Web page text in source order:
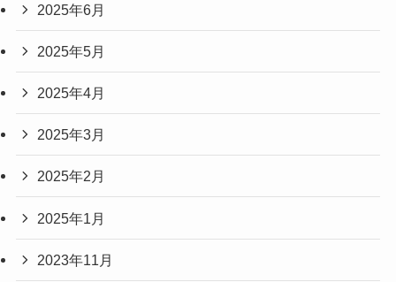
2025年6月
2025年5月
2025年4月
2025年3月
2025年2月
2025年1月
2023年11月